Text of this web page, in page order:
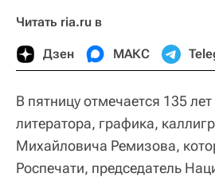
Читать ria.ru в
Дзен МАКС
В пятницу отмечается 135
литератора, графика,
Михайловича Ремизова,
Роспечати, председатель